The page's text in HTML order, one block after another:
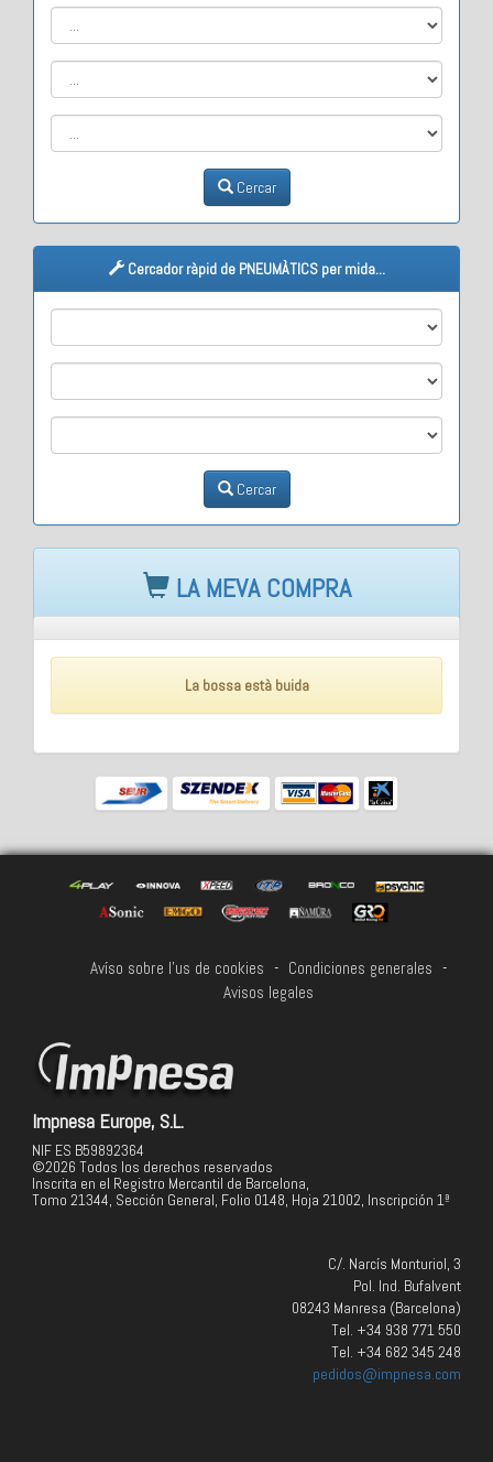
Cercar
Cercador ràpid de PNEUMÀTICS per mida...
Cercar
LA MEVA COMPRA
La bossa està buida
Avíso sobre l'us de cookies - Condiciones generales -
Avisos legales
Impnesa Europe, S.L.
NIF ES B59892364
©2026 Todos los derechos reservados
Inscrita en el Registro Mercantil de Barcelona,
Tomo 21344, Sección General, Folio 0148, Hoja 21002, Inscripción 1ª
C/. Narcís Monturiol, 3
Pol. Ind. Bufalvent
08243 Manresa (Barcelona)
Tel. +34 938 771 550
Tel. +34 682 345 248
pedidos@impnesa.com